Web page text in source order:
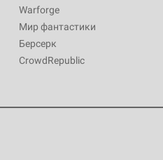
Warforge
Мир фантастики
Берсерк
CrowdRepublic